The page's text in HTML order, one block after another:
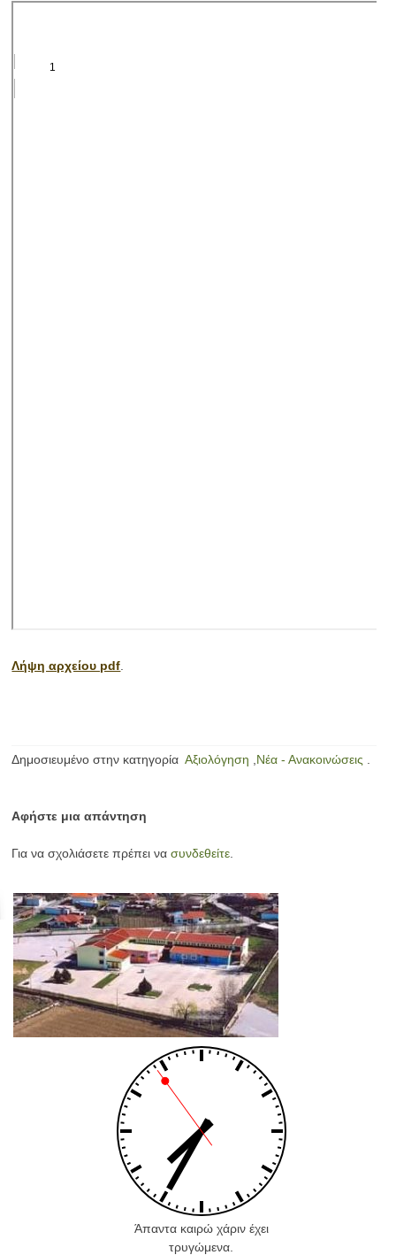
Λήψη αρχείου pdf
Δημοσιευμένο στην κατηγορίαΑξιολόγηση Νέα - Ανακοινώσεις
Αφήστε μια απάντηση
Για να σχολιάσετε πρέπει νασυνδεθείτε
Άπαντα καιρώ χάριν έχει
τρυγώμενα.